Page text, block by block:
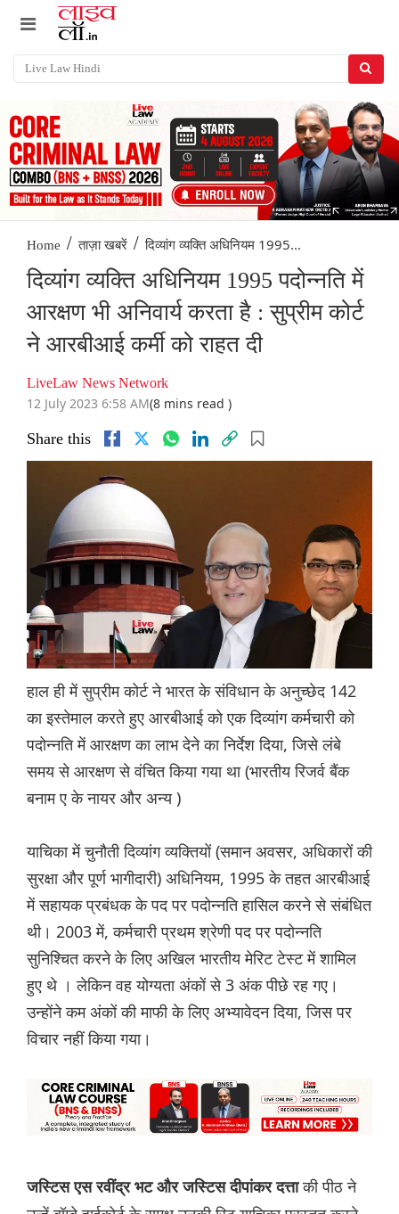
Home / ताज़ा खबरें / दिव्यांग व्यक्ति अधिनियम 1995...
दिव्यांग व्यक्ति अधिनियम 1995 पदोन्नति में
आरक्षण भी अनिवार्य करता है : सुप्रीम कोर्ट
ने आरबीआई कर्मी को राहत दी
LiveLaw News Network
12 July 2023 6:58 AM(8 mins read )
Share this
हाल ही में सुप्रीम कोर्ट ने भारत के संविधान के अनुच्छेद 142
का इस्तेमाल करते हुए आरबीआई को एक दिव्यांग कर्मचारी को
पदोन्नति में आरक्षण का लाभ देने का निर्देश दिया, जिसे लंबे
समय से आरक्षण से वंचित किया गया था (भारतीय रिजर्व बैंक
बनाम ए के नायर और अन्य )
याचिका में चुनौती दिव्यांग व्यक्तियों (समान अवसर, अधिकारों की
सुरक्षा और पूर्ण भागीदारी) अधिनियम, 1995 के तहत आरबीआई
में सहायक प्रबंधक के पद पर पदोन्नति हासिल करने से संबंधित
थी। 2003 में, कर्मचारी प्रथम श्रेणी पद पर पदोन्नति
सुनिश्चित करने के लिए अखिल भारतीय मेरिट टेस्ट में शामिल
हुए थे । लेकिन वह योग्यता अंकों से 3 अंक पीछे रह गए।
उन्होंने कम अंकों की माफी के लिए अभ्यावेदन दिया, जिस पर
विचार नहीं किया गया।
जस्टिस एस रवींद्र भट और जस्टिस दीपांकर दत्ताकी पीठ ने